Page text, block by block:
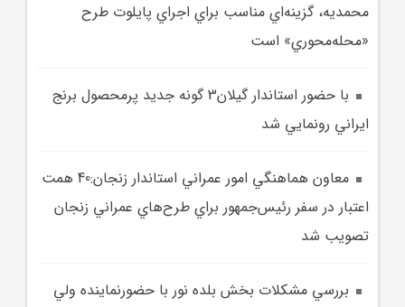
محمديه، گزينه‌اي مناسب براي اجراي پايلوت طرح
«محله‌محوري» است
با حضور استاندار گيلان3 گونه جديد پرمحصول برنج
ايراني رونمايي شد
معاون هماهنگي امور عمراني استاندار زنجان:40 همت
اعتبار در سفر رئيس‌جمهور براي طرح‌هاي عمراني زنجان
تصويب شد
بررسي مشکلات بخش بلده نور با حضورنماينده ولي